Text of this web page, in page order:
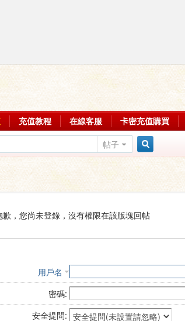
充值教程 在線客服 卡密充值購買
帖子
索
歉，您尚未登錄，沒有權限在該版塊回帖
用戶名
密碼:
安全提問: